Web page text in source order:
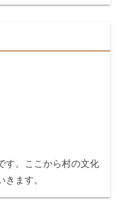
す。ここから村の文化
ます。